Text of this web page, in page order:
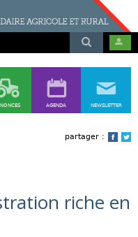
AGENDA NEWSLETTER
partager :
riche en